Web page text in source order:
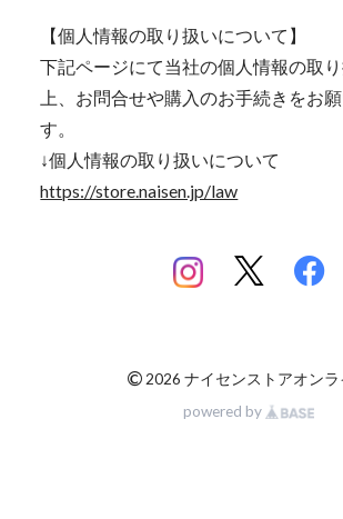
【個人情報の取り扱いについて】
下記ページにて当社の個人情報の取
上、お問合せや購入のお手続きをお
す。
↓個人情報の取り扱いについて
https://store.naisen.jp/law
©2026 ナイセンストアオンラ
powered by